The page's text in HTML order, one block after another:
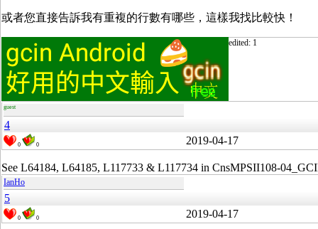
或者您直接告訴我有重複的行數有哪些，這樣我找比較快！
edited: 1
guest
4
0 0 2019-04-17
See L64184, L64185, L117733 & L117734 in CnsMPSII108-
IanHo
5
0 0 2019-04-17